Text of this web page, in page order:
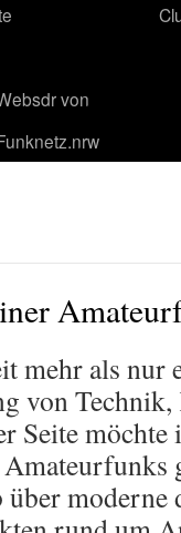
von
mehr als nur
von
Seite möchte